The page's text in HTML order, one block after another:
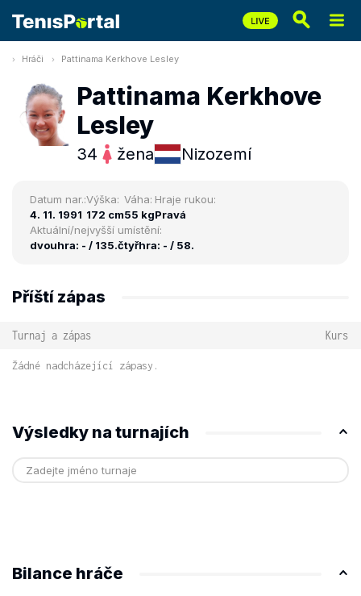
Hráči Pattinama Kerkhove Lesley
Pattinama Kerkhove
Lesley
34 žena Nizozemí
Datum nar.:
4. 11. 1991
Výška:
172 cm
Váha:
55 kg
Hraje rukou:
Pravá
Aktuální/nejvyšší umístění:
dvouhra: - / 135.čtyřhra: - / 58.
Příští zápas
Turnaj a zápas Kurs
Žádné nadcházející zápasy.
Výsledky na turnajích
Bilance hráče